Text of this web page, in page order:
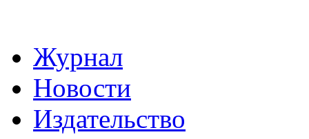
Журнал
Новости
Издательство